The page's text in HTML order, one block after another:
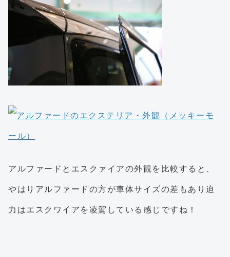
アルファードとエスクァイアの外観を比較すると、
やはりアルファードの方が車体サイズの差もあり迫
力はエスクワイアを凌駕している感じですね！